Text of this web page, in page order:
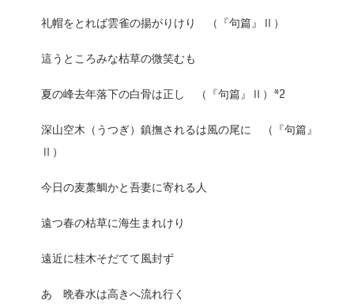
礼帽をとれば雲雀の揚がりけり （『句篇』Ⅱ）
這うところみな枯草の微笑むも
夏の峰去年落下の白骨は正し （『句篇』Ⅱ）*2
深山空木（うつぎ）鎮撫されるは風の尾に （『句篇』
Ⅱ）
今日の麦藁鯛かと吾妻に寄れる人
遠つ春の枯草に海生まれけり
遠近に桂木そだてて風封ず
あゝ晩春水は高きへ流れ行く